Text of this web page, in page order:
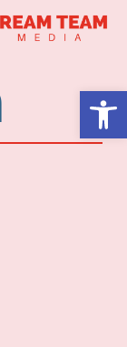
פתח סרגל נגישות